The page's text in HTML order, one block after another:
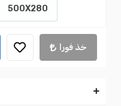
500X280
خذ فورا